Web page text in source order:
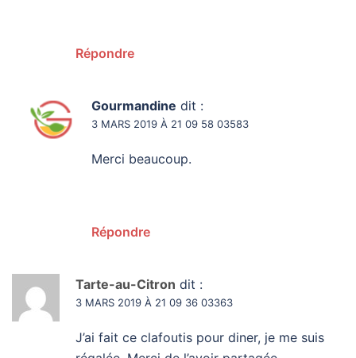
Répondre
Gourmandine dit :
3 MARS 2019 À 21 09 58 03583
Merci beaucoup.
Répondre
Tarte-au-Citron dit :
3 MARS 2019 À 21 09 36 03363
J’ai fait ce clafoutis pour diner, je me suis